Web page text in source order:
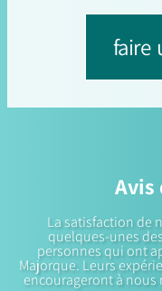
faire
Avis
La satisfaction de
quelques-unes
personnes qui ont
Majorque. Leurs
encourageront à nous